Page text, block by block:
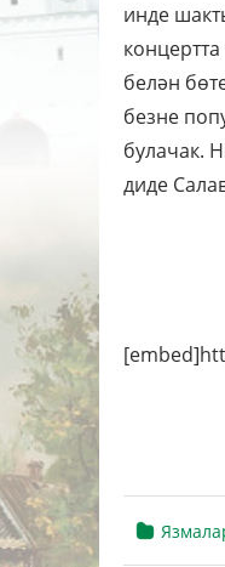
инде
белән
безне
булачак.
диде